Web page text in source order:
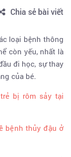
Chia sẻ bài viết
loại bệnh thông
còn yếu, nhất là
đi học, sự thay
của bé.
bị rôm sảy tại
bệnh thủy đậu ở